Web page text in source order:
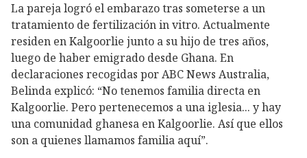
La pareja logró el embarazo tras someterse a un
tratamiento de fertilización in vitro. Actualmente
residen en Kalgoorlie junto a su hijo de tres años,
luego de haber emigrado desde Ghana. En
declaraciones recogidas por ABC News Australia,
Belinda explicó: “No tenemos familia directa en
Kalgoorlie. Pero pertenecemos a una iglesia... y hay
una comunidad ghanesa en Kalgoorlie. Así que ellos
son a quienes llamamos familia aquí”.